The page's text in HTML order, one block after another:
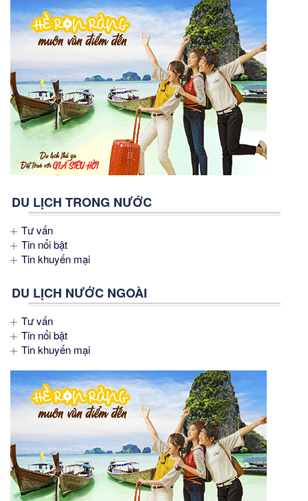
DU LỊCH TRONG NƯỚC
Tư vấn
Tin nổi bật
Tin khuyến mại
DU LỊCH NƯỚC NGOÀI
Tư vấn
Tin nổi bật
Tin khuyến mại